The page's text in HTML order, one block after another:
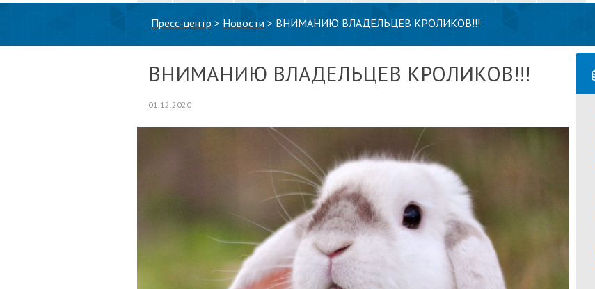
Пресс-центр > Новости > ВНИМАНИЮ ВЛАДЕЛЬЦЕВ КРОЛИКОВ!!!
ВНИМАНИЮ ВЛАДЕЛЬЦЕВ КРОЛИКОВ!!!
01.12.2020